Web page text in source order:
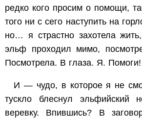
редко кого просим о помощи,
того ни с сего наступить на
но… я страстно захотела
эльф проходил мимо,
Посмотрела. В глаза. Я. Помоги!
И — чудо, в которое я не
тускло блеснул эльфийский
веревку. Впившись? В